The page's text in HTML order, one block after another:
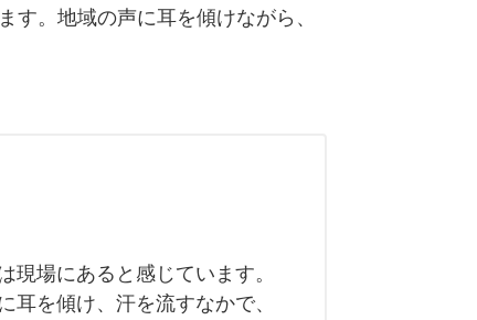
。地域の声に耳を傾けながら、
場にあると感じています。
耳を傾け、汗を流すなかで、